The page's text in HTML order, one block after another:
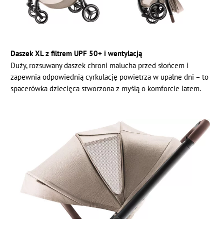
Daszek XL z filtrem UPF 50+ i wentylacją
Duży, rozsuwany daszek chroni malucha przed słońcem i
zapewnia odpowiednią cyrkulację powietrza w upalne dni – to
spacerówka dziecięca stworzona z myślą o komforcie latem.